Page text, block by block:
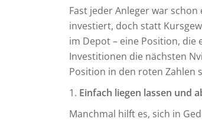
Fast jeder Anleger war
investiert, doch statt
im Depot – eine Position,
Investitionen die nächsten
Position in den roten Zahlen
1. Einfach liegen lassen und
Manchmal hilft es, sich in